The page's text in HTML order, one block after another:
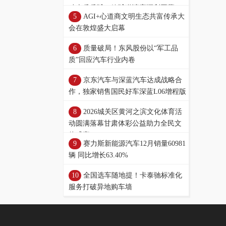
AGI+心道商文明生态共富传承大
会在敦煌盛大启幕
质量破局！东风股份以“军工品
质”回应汽车行业内卷
京东汽车与深蓝汽车达成战略合
作，独家销售国民好车深蓝L06增程版
2026城关区黄河之滨文化体育活
动圆满落幕甘肃体彩公益助力全民文
赛力斯新能源汽车12月销量60981
辆 同比增长63.40%
全国选车随地提！卡泰驰标准化
服务打破异地购车墙